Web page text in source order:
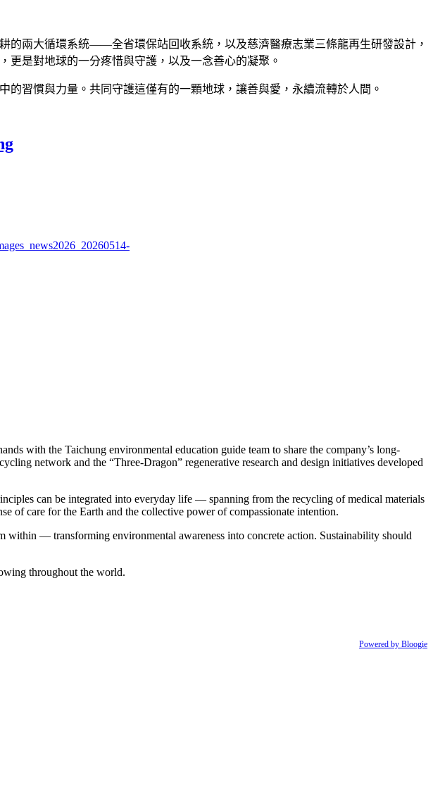
的兩大循環系統——全省環保站回收系統，以及慈濟醫療志業三條龍再生研發設計，
是對地球的一分疼惜與守護，以及一念善心的凝聚。
習慣與力量。共同守護這僅有的一顆地球，讓善與愛，永續流轉於人間。
with the Taichung environmental education guide team to share the company’s long-
network and the “Three-Dragon” regenerative research and design initiatives developed
can be integrated into everyday life — spanning from the recycling of medical materials
of care for the Earth and the collective power of compassionate intention.
— transforming environmental awareness into concrete action. Sustainability should
throughout the world.
Powered by Bloogie